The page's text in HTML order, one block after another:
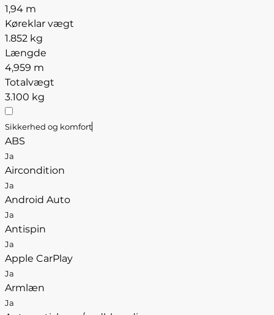
1,94 m
Køreklar vægt
1.852 kg
Længde
4,959 m
Totalvægt
3.100 kg
Sikkerhed og komfort
ABS
Ja
Aircondition
Ja
Android Auto
Ja
Antispin
Ja
Apple CarPlay
Ja
Armlæn
Ja